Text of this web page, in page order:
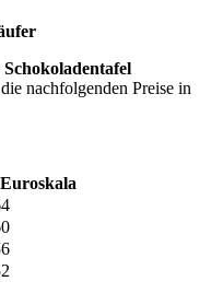
nachfolgenden Preise in